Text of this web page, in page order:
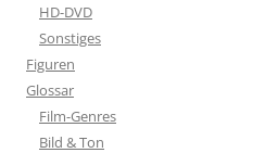
HD-DVD
Sonstiges
Figuren
Glossar
Film-Genres
Bild & Ton